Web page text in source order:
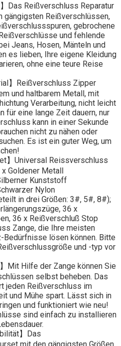
Das Reißverschluss Reparatur
gängigsten Reißverschlüssen,
gebrochene
und fehlende
Jeans, Hosen, Mänteln und
es lieben, Ihre eigene Kleidung
ohne eine teure Reise
】Reißverschluss Zipper
und haltbarem Metall, mit
Verarbeitung, nicht leicht
für eine lange Zeit dauern, nur
kann in einer Sekunde
nicht zu nähen oder
Es ist ein guter Weg, um
】Universal Reissverschluss
Goldener Metall
Kunststoff
Nylon
in drei Größen: 3#, 5#, 8#);
36 x
36 x Reißverschluß Stop
Zange, die Ihre meisten
lösen können. Bitte
und -typ vor
Mit Hilfe der Zange können Sie
selbst beheben. Das
jeden Reißverschluss im
und Mühe spart. Lässt sich in
und funktioniert wie neu!
sind einfach zu installieren
】Das